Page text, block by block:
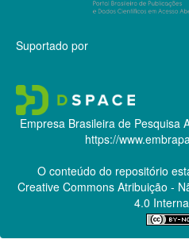
Suportado por
Empresa Brasileira de Pesquisa
https://
O conteúdo do repositório
Creative CommonsAtribuição -
4.0